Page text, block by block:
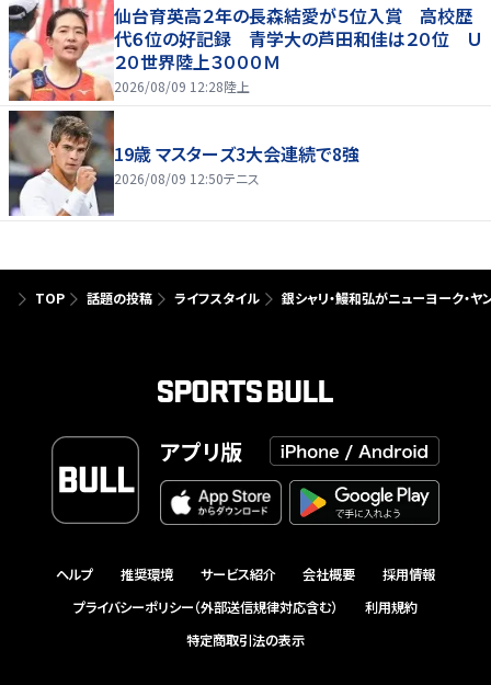
仙台育英高２年の長森結愛が５位入賞 高校歴
代６位の好記録 青学大の芦田和佳は２０位 Ｕ
２０世界陸上３０００Ｍ
2026/08/09 12:28陸上
19歳 マスターズ3大会連続で8強
2026/08/09 12:50テニス
TOP 話題の投稿 ライフスタイル 銀シャリ・鰻和弘がニューヨーク・
アプリ版
ヘルプ 推奨環境 サービス紹介 会社概要
採用情報
プライバシーポリシー（外部送信規律対応含む）
利用規約
特定商取引法の表示